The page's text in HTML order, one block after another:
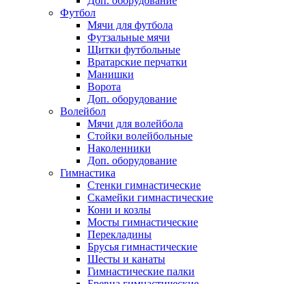
Футбол
Мячи для футбола
Футзальные мячи
Щитки футбольные
Вратарские перчатки
Манишки
Ворота
Доп. оборудование
Волейбол
Мячи для волейбола
Стойки волейбольные
Наколенники
Доп. оборудование
Гимнастика
Стенки гимнастические
Скамейки гимнастические
Кони и козлы
Мосты гимнастические
Перекладины
Брусья гимнастические
Шесты и канаты
Гимнастические палки